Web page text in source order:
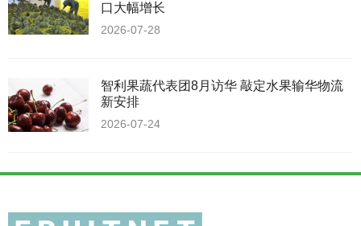
口大幅增长
2026-07-28
智利果蔬代表团8月访华 敲定水果输华物流
新安排
2026-07-24